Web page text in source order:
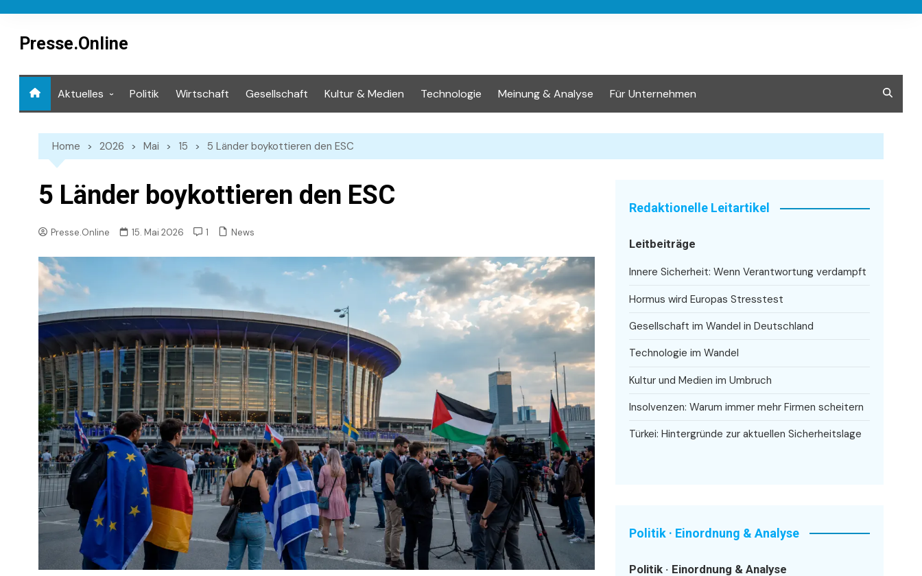
contentPresse.Online
Aktuelles Politik Wirtschaft Gesellschaft Kultur & Medien Technologie Meinung & Analyse Für Unternehmen
Home 2026 Mai 15 5 Länder boykottieren den ESC
5 Länder boykottieren den ESC
Presse.Online 15. Mai 2026 1 News
Redaktionelle Leitartikel
Leitbeiträge
Innere Sicherheit: Wenn Verantwortung verdampft
Hormus wird Europas Stresstest
Gesellschaft im Wandel in Deutschland
Technologie im Wandel
Kultur und Medien im Umbruch
Insolvenzen: Warum immer mehr Firmen scheitern
Türkei: Hintergründe zur aktuellen Sicherheitslage
Politik · Einordnung & Analyse
Politik · Einordnung & Analyse